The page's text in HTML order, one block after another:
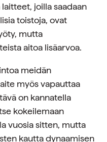
joilla saadaan
toistoja, ovat
mutta
aitoa lisäarvoa.
meidän
myös vapauttaa
on kannatella
kokeilemaan
vuosia sitten, mutta
kautta dynaamisen